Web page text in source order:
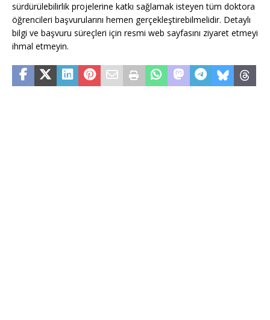
sürdürülebilirlik projelerine katkı sağlamak isteyen tüm doktora
öğrencileri başvurularını hemen gerçekleştirebilmelidir. Detaylı
bilgi ve başvuru süreçleri için resmi web sayfasını ziyaret etmeyi
ihmal etmeyin.